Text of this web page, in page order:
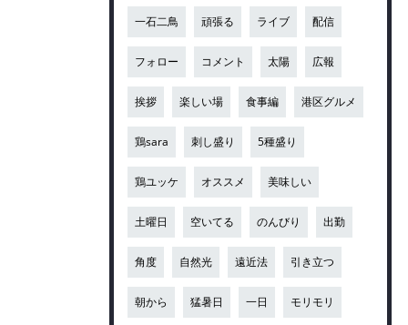
一石二鳥 頑張る ライブ 配信
フォロー コメント 太陽 広報
挨拶 楽しい場 食事編 港区グルメ
鶏sara 刺し盛り 5種盛り
鶏ユッケ オススメ 美味しい
土曜日 空いてる のんびり 出勤
角度 自然光 遠近法 引き立つ
朝から 猛暑日 一日 モリモリ